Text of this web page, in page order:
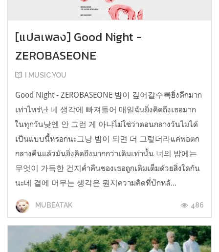
[แปลเพลง] Good Night -
ZEROBASEONE
I MUSIC YOU
Good Night - ZEROBASEONE 밤이 깊어갈수록ยิ่งดึกมาก
เท่าไหร่난 네 생각에 빠져들어 매일ฉันยิ่งคิดถึงเธอมาก
ในทุกวัน낮엔 안 그런 게 아냐ไม่ใช่ว่าตอนกลางวันไม่ได้
เป็นแบบนี้หรอกนะ그냥 밤이 되면 더 그렇더라แค่พอตก
กลางคืนแล้วมันยิ่งคิดถึงมากกว่าเดิมเท่านั้น 너의 밤에는
무엇이 가득한 건지ค่ำคืนของเธอถูกเติมเต็มด้วยสิ่งใดกัน
นะ네 곁에 머무는 생각은 뭔지ความคิดที่ปักหลั...
MUBEATAK 486